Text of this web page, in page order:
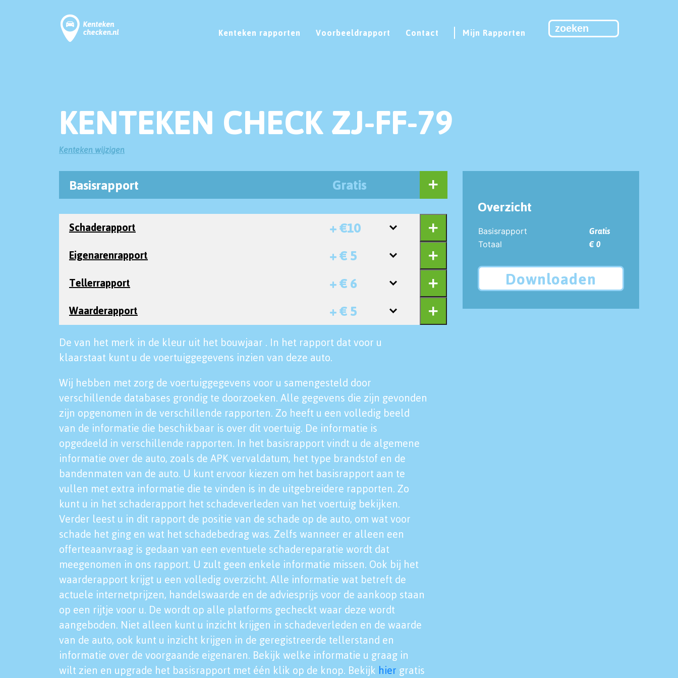
Kenteken rapporten Voorbeeldrapport Contact Mijn Rapporten
KENTEKEN CHECK ZJ-FF-79
Kenteken wijzigen
Basisrapport Gratis
Schaderapport + €10
Eigenarenrapport + € 5
Tellerrapport + € 6
Waarderapport + € 5
De van het merk in de kleur uit het bouwjaar . In het rapport dat voor u
klaarstaat kunt u de voertuiggegevens inzien van deze auto.
Wij hebben met zorg de voertuiggegevens voor u samengesteld door
verschillende databases grondig te doorzoeken. Alle gegevens die zijn gevonden
zijn opgenomen in de verschillende rapporten. Zo heeft u een volledig beeld
van de informatie die beschikbaar is over dit voertuig. De informatie is
opgedeeld in verschillende rapporten. In het basisrapport vindt u de algemene
informatie over de auto, zoals de APK vervaldatum, het type brandstof en de
bandenmaten van de auto. U kunt ervoor kiezen om het basisrapport aan te
vullen met extra informatie die te vinden is in de uitgebreidere rapporten. Zo
kunt u in het schaderapport het schadeverleden van het voertuig bekijken.
Verder leest u in dit rapport de positie van de schade op de auto, om wat voor
schade het ging en wat het schadebedrag was. Zelfs wanneer er alleen een
offerteaanvraag is gedaan van een eventuele schadereparatie wordt dat
meegenomen in ons rapport. U zult geen enkele informatie missen. Ook bij het
waarderapport krijgt u een volledig overzicht. Alle informatie wat betreft de
actuele internetprijzen, handelswaarde en de adviesprijs voor de aankoop staan
op een rijtje voor u. De wordt op alle platforms gecheckt waar deze wordt
aangeboden. Niet alleen kunt u inzicht krijgen in schadeverleden en de waarde
van de auto, ook kunt u inzicht krijgen in de geregistreerde tellerstand en
informatie over de voorgaande eigenaren. Bekijk welke informatie u graag in
wilt zien en upgrade het basisrapport met één klik op de knop. Bekijk hier gratis
Overzicht
Basisrapport
Gratis
Totaal
€ 0
Downloaden